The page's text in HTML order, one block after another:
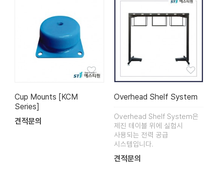
Cup Mounts [KCM
Series]
견적문의
Overhead Shelf System
Overhead Shelf System은
제진 테이블 위에 실험시
사용되는 전력 공급
시스템입니다.
견적문의